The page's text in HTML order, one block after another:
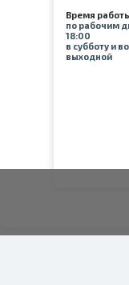
Время
по рабочим
18:00
в субботу и
выходной